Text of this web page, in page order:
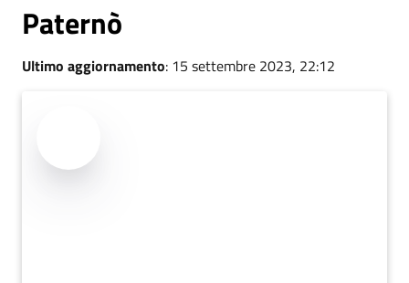
Paternò
Ultimo aggiornamento: 15 settembre 2023, 22:12